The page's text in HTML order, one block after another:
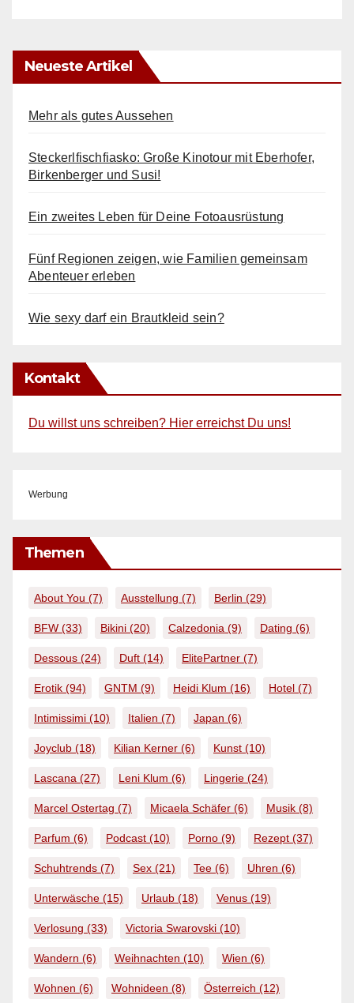
Neueste Artikel
Mehr als gutes Aussehen
Steckerlfischfiasko: Große Kinotour mit Eberhofer,
Birkenberger und Susi!
Ein zweites Leben für Deine Fotoausrüstung
Fünf Regionen zeigen, wie Familien gemeinsam
Abenteuer erleben
Wie sexy darf ein Brautkleid sein?
Kontakt
Du willst uns schreiben? Hier erreichst Du uns!
Werbung
Themen
About You (7) Ausstellung (7) Berlin (29)
BFW (33) Bikini (20) Calzedonia (9) Dating (6)
Dessous (24) Duft (14) ElitePartner (7)
Erotik (94) GNTM (9) Heidi Klum (16) Hotel (7)
Intimissimi (10) Italien (7) Japan (6)
Joyclub (18) Kilian Kerner (6) Kunst (10)
Lascana (27) Leni Klum (6) Lingerie (24)
Marcel Ostertag (7) Micaela Schäfer (6) Musik (8)
Parfum (6) Podcast (10) Porno (9) Rezept (37)
Schuhtrends (7) Sex (21) Tee (6) Uhren (6)
Unterwäsche (15) Urlaub (18) Venus (19)
Verlosung (33) Victoria Swarovski (10)
Wandern (6) Weihnachten (10) Wien (6)
Wohnen (6) Wohnideen (8) Österreich (12)